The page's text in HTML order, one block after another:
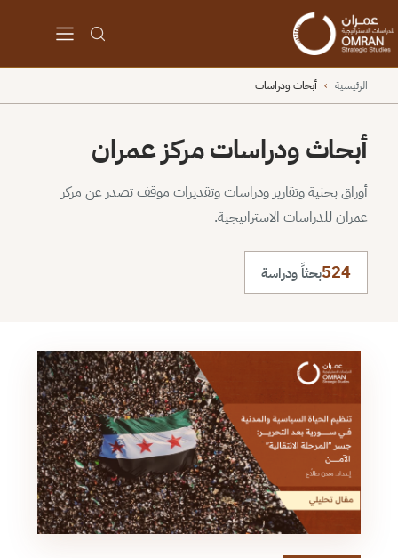
الرئيسية › أبحاث ودراسات
أبحاث ودراسات مركز عمران
أوراق بحثية وتقارير ودراسات وتقديرات موقف تصدر عن مركز
عمران للدراسات الاستراتيجية.
524بحثاً ودراسة